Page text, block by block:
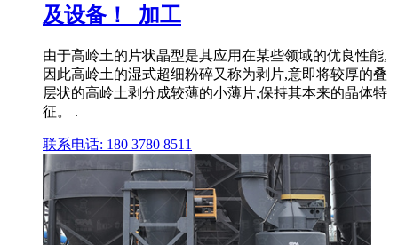
及设备！_加工
由于高岭土的片状晶型是其应用在某些领域的优良性能,
因此高岭土的湿式超细粉碎又称为剥片,意即将较厚的叠
层状的高岭土剥分成较薄的小薄片,保持其本来的晶体特
征。 .
联系电话: 180 3780 8511